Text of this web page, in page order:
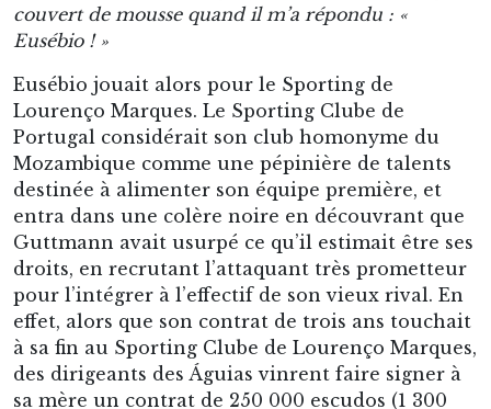
couvert de mousse quand il m’a répondu : «
Eusébio ! »
Eusébio jouait alors pour le Sporting de
Lourenço Marques. Le Sporting Clube de
Portugal considérait son club homonyme du
Mozambique comme une pépinière de talents
destinée à alimenter son équipe première, et
entra dans une colère noire en découvrant que
Guttmann avait usurpé ce qu’il estimait être ses
droits, en recrutant l’attaquant très prometteur
pour l’intégrer à l’effectif de son vieux rival. En
effet, alors que son contrat de trois ans touchait
à sa fin au Sporting Clube de Lourenço Marques,
des dirigeants des Águias vinrent faire signer à
sa mère un contrat de 250 000 escudos (1 300